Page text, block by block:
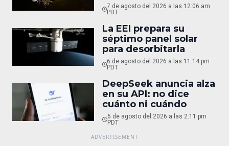
7 de agosto del 2026 a las 12:06 am
PDT
La EEI prepara su
séptimo panel solar
para desorbitarla
6 de agosto del 2026 a las 11:14 pm
PDT
DeepSeek anuncia alza
en su API: no dice
cuánto ni cuándo
6 de agosto del 2026 a las 2:11 pm
PDT